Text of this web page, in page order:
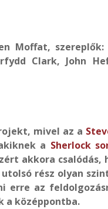
Moffat, szereplők:
Clark, John
mivel az a
a Sherlock
akkora csalódás,
rész olyan
erre az
a középpontba.